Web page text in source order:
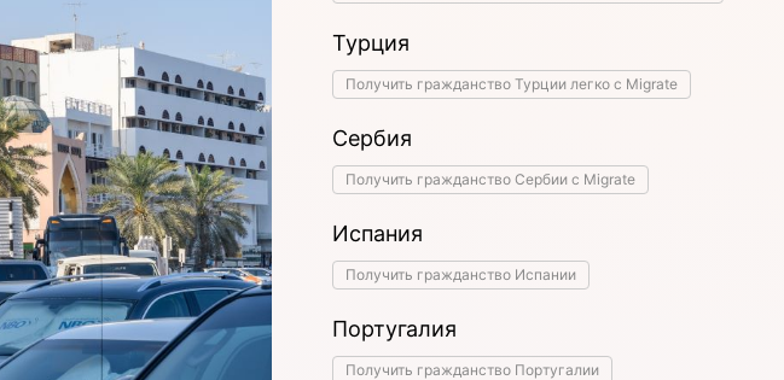
Турция
Получить гражданство Турции легко с Migrate
Сербия
Получить гражданство Сербии с Migrate
Испания
Получить гражданство Испании
Португалия
Получить гражданство Португалии